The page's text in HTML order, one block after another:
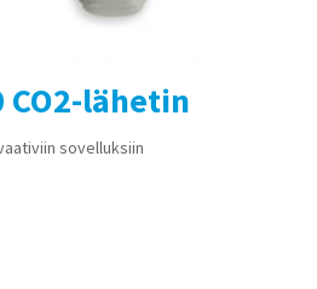
CO2-lähetin
sovelluksiin